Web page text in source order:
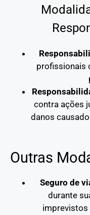
profissionais
contra ações
danos
Outras
Seguro de
durante
imprevistos